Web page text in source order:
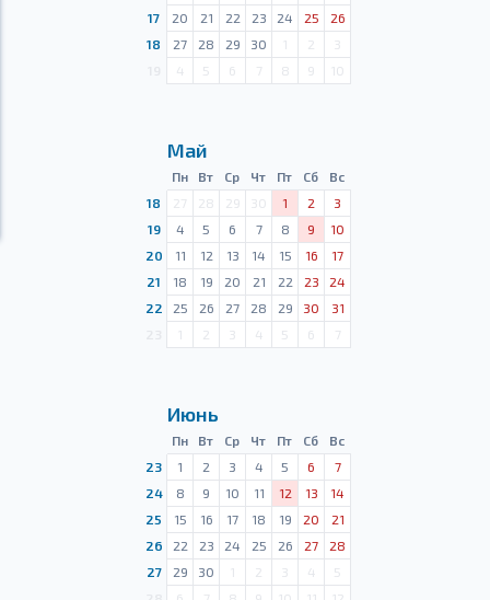
17
20 21 22 23 24 25
26
18
27 28 29 30 1 2
3
4 5 6 7 8 9 10
Май
Пн Вт Ср Чт Пт Сб
Вс
18
27 28 29 30 1 2
3
19
4 5 6 7 8 9
10
20
11 12 13 14 15 16
17
21
18 19 20 21 22 23
24
22
25 26 27 28 29 30
31
1 2 3 4 5 6 7
Июнь
Пн Вт Ср Чт Пт Сб
Вс
23
1 2 3 4 5 6
7
24
8 9 10 11 12 13
14
25
15 16 17 18 19 20
21
26
22 23 24 25 26 27
28
27
29 30 1 2 3 4
5